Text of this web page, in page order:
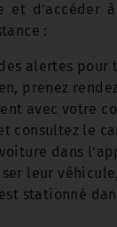
et d’accéder
:
alertes pour
prenez
avec votre
consultez le
dans
leur
stationné